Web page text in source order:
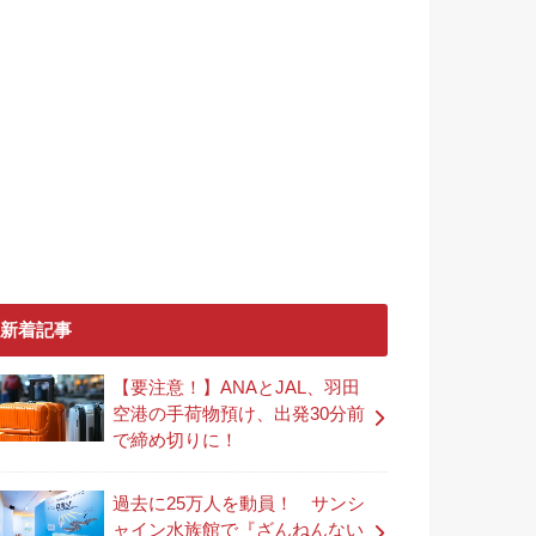
新着記事
【要注意！】ANAとJAL、羽田
空港の手荷物預け、出発30分前
で締め切りに！
過去に25万人を動員！ サンシ
ャイン水族館で『ざんねんない